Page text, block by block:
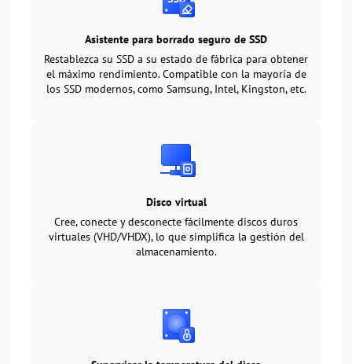
Asistente para borrado seguro de SSD
Restablezca su SSD a su estado de fábrica para obtener
el máximo rendimiento. Compatible con la mayoría de
los SSD modernos, como Samsung, Intel, Kingston, etc.
Disco virtual
Cree, conecte y desconecte fácilmente discos duros
virtuales (VHD/VHDX), lo que simplifica la gestión del
almacenamiento.